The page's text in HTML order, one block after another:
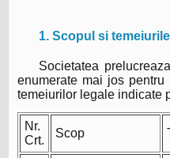
1. Scopul si
Societatea
enumerate mai jos
temeiurilor legale indicate
Nr.
Crt.
Scop